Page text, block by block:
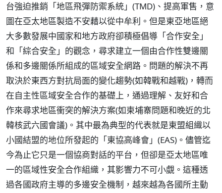
台強迫推銷「地區飛彈防禦系統」(TMD)、提高軍售，意
圖在亞太地區製造不安藉以從中牟利。但是東亞地區絕
大多數發展中國家和地方政府卻積極倡導「合作安全」
和「綜合安全」的觀念，尋求建立一個由合作性雙邊關
係和多邊關係所組成的區域安全網路。問題的解決不再
取決於東西方對抗局面的變化趨勢(如韓戰和越戰)，轉而
在自主性區域安全合作的基礎上，通過理解、友好和合
作來尋求地區衝突的解決方案(如柬埔寨問題和晚近的北
韓核武六國會議)。其中最為典型的代表就是東盟組織以
小國結盟的地位所發起的「東協高峰會」(EAS)。儘管迄
今為止它只是一個協商對話的平台，但卻是亞太地區唯
一的區域性安全合作組織，其影響力不可小覷。這種透
過各國政府主導的多邊安全機制，越來越為各國所主動